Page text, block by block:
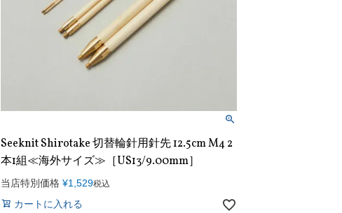
Seeknit Shirotake 切替輪針用針先 12.5cm M4 2
本1組≪海外サイズ≫［US13/9.00mm］
当店特別価格 ¥1,529税込
カートに入れる